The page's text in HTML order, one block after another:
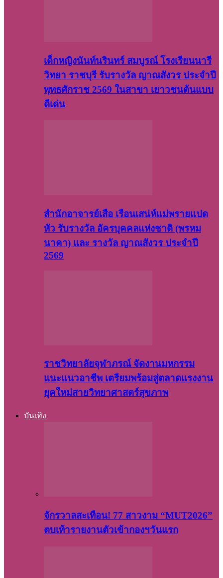
เด็กหญิงนันท์นรินทร์ สมบูรณ์ โรงเรียนนารี
วิทยา ราชบุรี รับรางวัล ญาณสังวร ประจำปี
พุทธศักราช 2569 ในสาขา เยาวชนต้นแบบ
ดีเด่น
สำนักอาจารย์เสือ เรือนเสน่ห์แม่พรายแปด
หัว รับรางวัล อัครบุคคลแห่งชาติ (พรหม
นาคา) และ รางวัล ญาณสังวร ประจำปี
2569
ราชวิทยาลัยจุฬาภรณ์ จัดงานมหกรรม
แนะแนวอาชีพ เตรียมพร้อมสู่ตลาดแรงงาน
ยุคใหม่สายวิทยาศาสตร์สุขภาพ
บันเทิง
จักรวาลสะเทือน! 77 สาวงาม “MUT2026”
ตบเท้ารายงานตัวเข้ากองฯวันแรก